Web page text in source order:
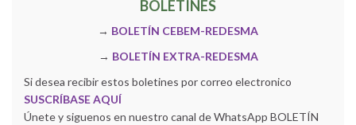
BOLETINES
→ BOLETÍN CEBEM-REDESMA
→ BOLETÍN EXTRA-REDESMA
Si desea recibir estos boletines por correo electronico
SUSCRÍBASE AQUÍ
Únete y siguenos en nuestro canal de WhatsApp BOLETÍN